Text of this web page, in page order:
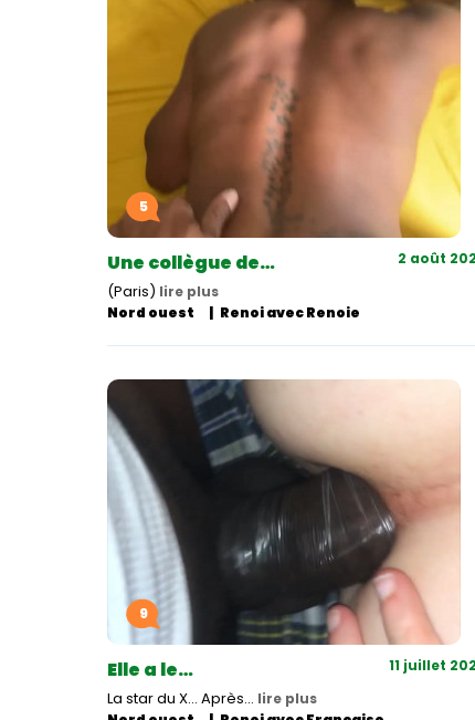
5
Une collègue de… 2 août
(Paris) lire plus
Nord ouest
Renoi avec Renoie
9
Elle a le… 11 juillet
La star du X... Après… lire plus